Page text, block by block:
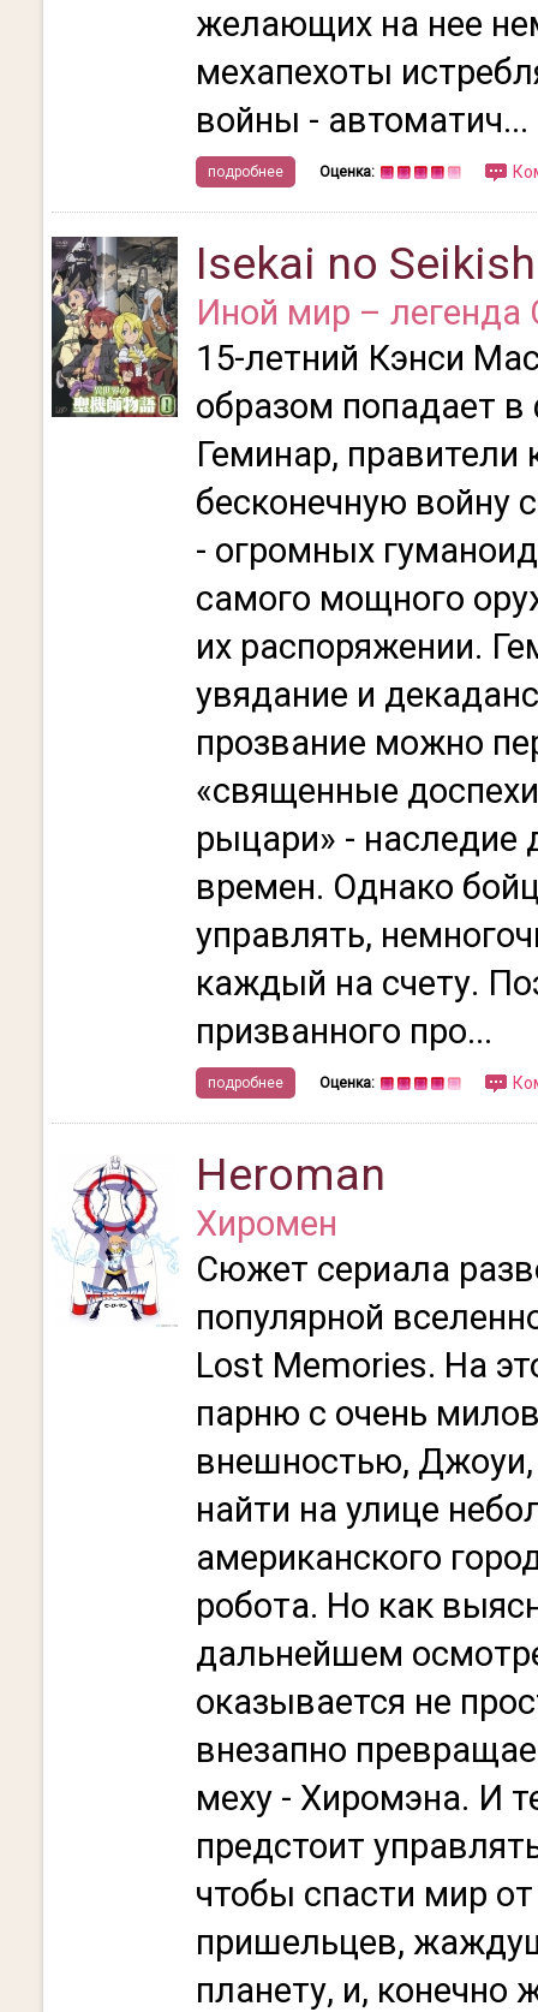
желающих на нее
мехапехоты
войны - автоматич...
подробнее Оценка:
Isekai no
Иной мир –
15-летний Кэнси
образом попадает
Геминар, правители
бесконечную войну
- огромных
самого мощного
их распоряжении.
увядание и
прозвание можно
«священные
рыцари» -
времен. Однако
управлять,
каждый на счету.
призванного про...
подробнее Оценка:
Heroman
Хиромен
Сюжет сериала
популярной
Lost Memories. На
парню с очень
внешностью, Джоуи,
найти на улице
американского
робота. Но как
дальнейшем
оказывается не
внезапно
меху - Хиромэна. И
предстоит
чтобы спасти мир
пришельцев,
планету, и, конечно